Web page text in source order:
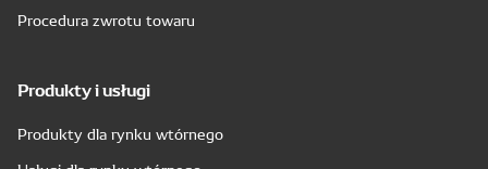
Procedura zwrotu towaru
Produkty i usługi
Produkty dla rynku wtórnego